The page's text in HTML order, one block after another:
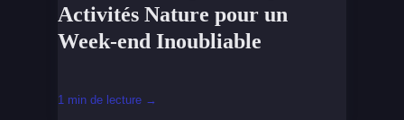
Activités Nature pour un
Week-end Inoubliable
1 min de lecture →